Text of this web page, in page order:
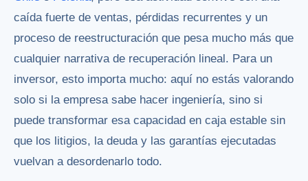
caída fuerte de ventas, pérdidas recurrentes y un
proceso de reestructuración que pesa mucho más que
cualquier narrativa de recuperación lineal. Para un
inversor, esto importa mucho: aquí no estás valorando
solo si la empresa sabe hacer ingeniería, sino si
puede transformar esa capacidad en caja estable sin
que los litigios, la deuda y las garantías ejecutadas
vuelvan a desordenarlo todo.